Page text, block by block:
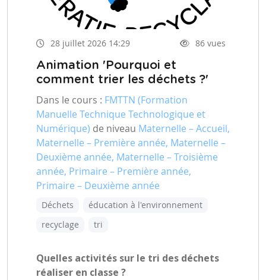
28 juillet 2026 14:29 86 vues
Animation 'Pourquoi et
comment trier les déchets ?'
Dans le cours : FMTTN (Formation
Manuelle Technique Technologique et
Numérique) de niveau Maternelle – Accueil,
Maternelle – Première année, Maternelle –
Deuxième année, Maternelle – Troisième
année, Primaire – Première année,
Primaire – Deuxième année
Déchets
éducation à l'environnement
recyclage
tri
Quelles activités sur le tri des déchets
réaliser en classe ?